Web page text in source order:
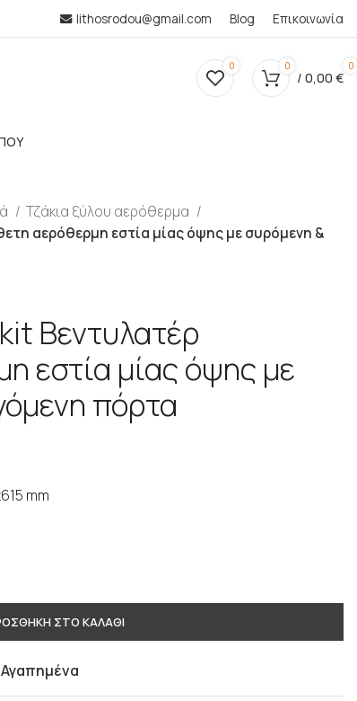
lithosrodou@gmail.com Blog Επικοινωνία
0 0 0
/ 0,00 €
Τζάκια ξύλου αερόθερμα
αερόθερμη εστία μίας όψης με συρόμενη &
Βεντυλατέρ
εστία μίας όψης με
πόρτα
mm
ΣΤΟ ΚΑΛΑΘΙ